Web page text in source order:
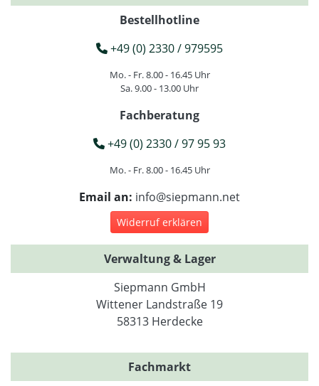
Bestellhotline
+49 (0) 2330 / 979595
Mo. - Fr. 8.00 - 16.45 Uhr
Sa. 9.00 - 13.00 Uhr
Fachberatung
+49 (0) 2330 / 97 95 93
Mo. - Fr. 8.00 - 16.45 Uhr
Email an: info@siepmann.net
Widerruf erklären
Verwaltung & Lager
Siepmann GmbH
Wittener Landstraße 19
58313 Herdecke
Fachmarkt